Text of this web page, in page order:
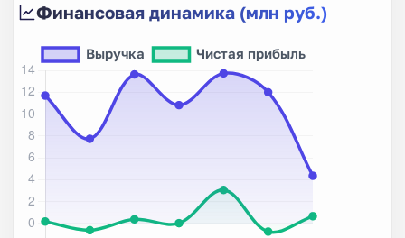
Финансовая динамика (млн руб.)